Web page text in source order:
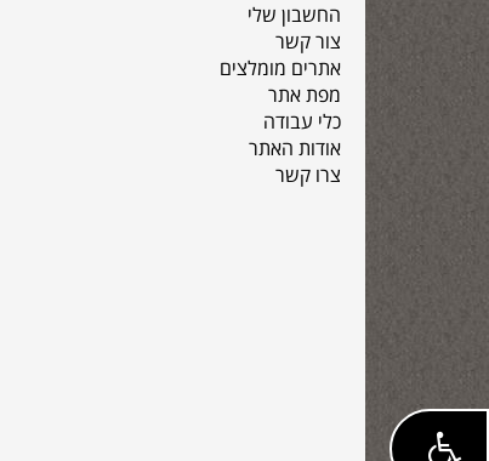
החשבון שלי
צור קשר
אתרים מומלצים
מפת אתר
כלי עבודה
אודות האתר
צרו קשר